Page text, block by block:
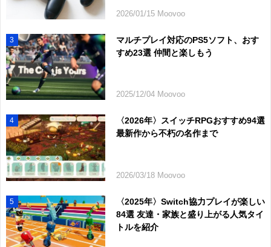
2026/01/15 Moovoo
3
マルチプレイ対応のPS5ソフト、おす
すめ23選 仲間と楽しもう
2025/12/04 Moovoo
4
〈2026年〉スイッチRPGおすすめ94選
最新作から不朽の名作まで
2026/03/18 Moovoo
5
〈2025年〉Switch協力プレイが楽しい
84選 友達・家族と盛り上がる人気タイ
トルを紹介